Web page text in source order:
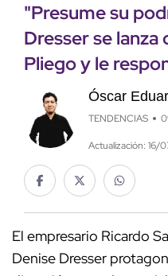
"Presume su
Dresser se lanza
Pliego y le
Óscar
TENDENCIAS
Actualización: 16/
El empresario Ricardo
Denise Dresser